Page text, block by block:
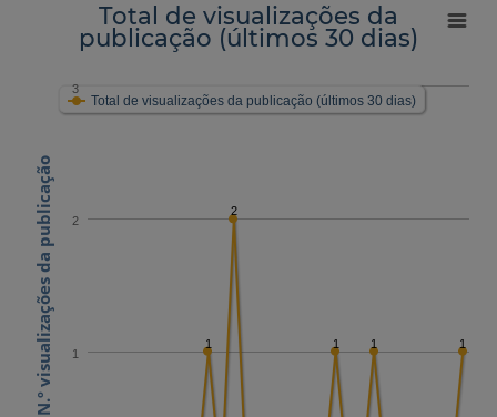
N.º visualizações da publicação
Total de visualizações da
publicação (últimos 30 dias)
1
2
1 1 1
Total de visualizações da publicação (últimos 30 dias)
1
2
3